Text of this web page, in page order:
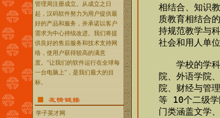
管理局注册成立。从成立之日
起，汉码软件努力为用户提供最
好的产品和服务，并承诺以客户
需求为中心持续改进。我们将提
供良好的售后服务和技术支持网
络，使用户获得较高的满意
度。“让我们的软件运行在全球每
一台电脑上”，是我们最大的目
标。
学子英才网